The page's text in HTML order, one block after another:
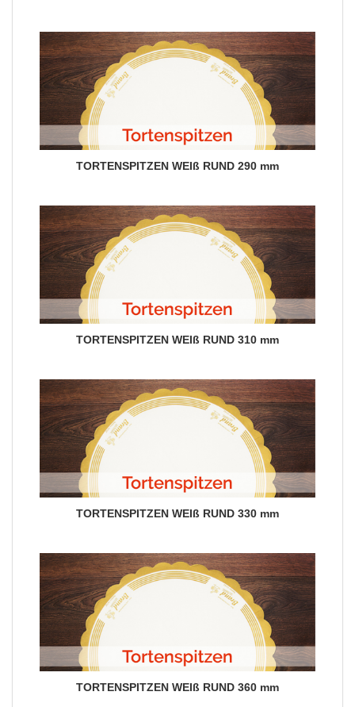
TORTENSPITZEN WEIß RUND 290 mm
TORTENSPITZEN WEIß RUND 310 mm
TORTENSPITZEN WEIß RUND 330 mm
TORTENSPITZEN WEIß RUND 360 mm